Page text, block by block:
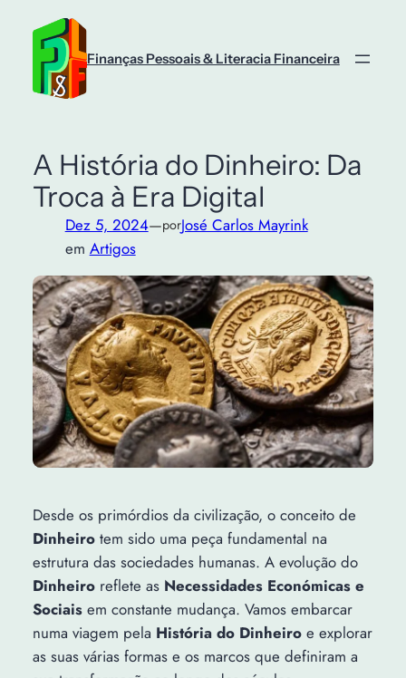
conteúdo
Finanças Pessoais & Literacia Financeira
A História do Dinheiro: Da
Troca à Era Digital
Dez 5, 2024—porJosé Carlos Mayrink
em Artigos
Desde os primórdios da civilização, o conceito de
Dinheirotem sido uma peça fundamental na
estrutura das sociedades humanas. A evolução do
Dinheiroreflete as Necessidades Económicas e
Sociaisem constante mudança. Vamos embarcar
numa viagem pela História do Dinheiroe explorar
as suas várias formas e os marcos que definiram a